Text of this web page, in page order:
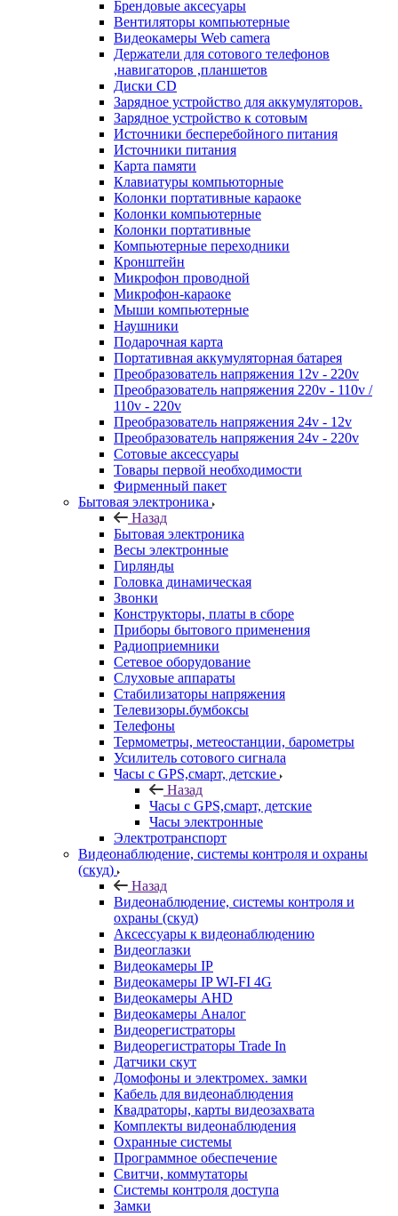
Брендовые аксесуары
Вентиляторы компьютерные
Видеокамеры Web camera
Держатели для сотового телефонов
,навигаторов ,планшетов
Диски CD
Зарядное устройство для аккумуляторов.
Зарядное устройство к сотовым
Источники бесперебойного питания
Источники питания
Карта памяти
Клавиатуры компьюторные
Колонки портативные караоке
Колонки компьютерные
Колонки портативные
Компьютерные переходники
Кронштейн
Микрофон проводной
Микрофон-караоке
Мыши компьютерные
Наушники
Подарочная карта
Портативная аккумуляторная батарея
Преобразователь напряжения 12v - 220v
Преобразователь напряжения 220v - 110v /
110v - 220v
Преобразователь напряжения 24v - 12v
Преобразователь напряжения 24v - 220v
Сотовые аксессуары
Товары первой необходимости
Фирменный пакет
Бытовая электроника
Назад
Бытовая электроника
Весы электронные
Гирлянды
Головка динамическая
Звонки
Конструкторы, платы в сборе
Приборы бытового применения
Радиоприемники
Сетевое оборудование
Слуховые аппараты
Стабилизаторы напряжения
Телевизоры.бумбоксы
Телефоны
Термометры, метеостанции, барометры
Усилитель сотового сигнала
Часы с GPS,смарт, детские
Назад
Часы с GPS,смарт, детские
Часы электронные
Электротранспорт
Видеонаблюдение, системы контроля и охраны
(скуд)
Назад
Видеонаблюдение, системы контроля и
охраны (скуд)
Аксессуары к видеонаблюдению
Видеоглазки
Видеокамеры IP
Видеокамеры IP WI-FI 4G
Видеокамеры AHD
Видеокамеры Аналог
Видеорегистраторы
Видеорегистраторы Trade In
Датчики скут
Домофоны и электромех. замки
Кабель для видеонаблюдения
Квадраторы, карты видеозахвата
Комплекты видеонаблюдения
Охранные системы
Программное обеспечение
Свитчи, коммутаторы
Системы контроля доступа
Замки